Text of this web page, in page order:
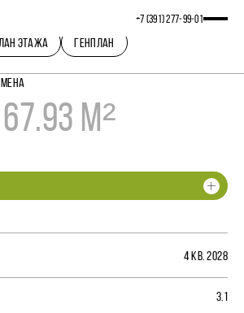
+7 (391) 277‒99‒01
ЭТАЖА ГЕНПЛАН
67.93 М²
4 КВ. 2028
3.1